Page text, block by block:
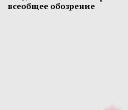
всеобщее обозрение